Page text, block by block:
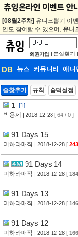
[08월2주차] 유니크뽑기 이
인도 참여할 수 있으며, 유니
회원가입 | 분실찾기 |
DB 뉴스 커뮤니티 애니
DB
즐찾추가 규칙 숨덕설정
1
[1]
박용제
| 2018-12-28 [ 64 / 0 ]
91 Days 15
미하라매직 | 2018-12-28 [ 243
91 Days 14
미하라매직 | 2018-12-28 [ 184
91 Days 13
미하라매직 | 2018-12-28 [ 146
91 Days 12
미하라매직 | 2018-12-28 [ 166